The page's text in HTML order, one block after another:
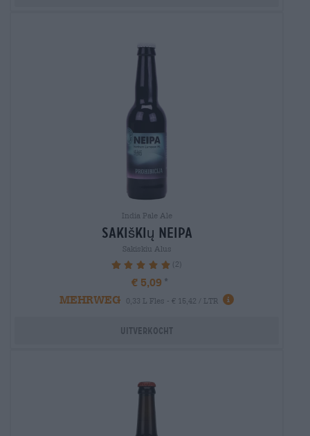
India Pale Ale
sakiškių neipa
Sakiskiu Alus
100% (2)
€ 5,09
MEHRWEG
0,33 L Fles - € 15,42 / LTR
Uitverkocht